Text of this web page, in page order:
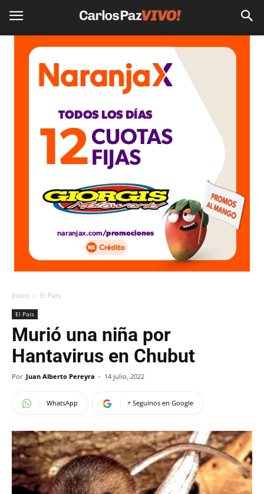
Inicio El Pais
El Pais
Murió una niña por
Hantavirus en Chubut
Por Juan Alberto Pereyra - 14 julio, 2022
WhatsApp + Seguinos en Google